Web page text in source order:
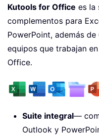
Kutools for Office es la
complementos para
PowerPoint, además
equipos que trabajan
Office.
Suite integral—
Outlook y